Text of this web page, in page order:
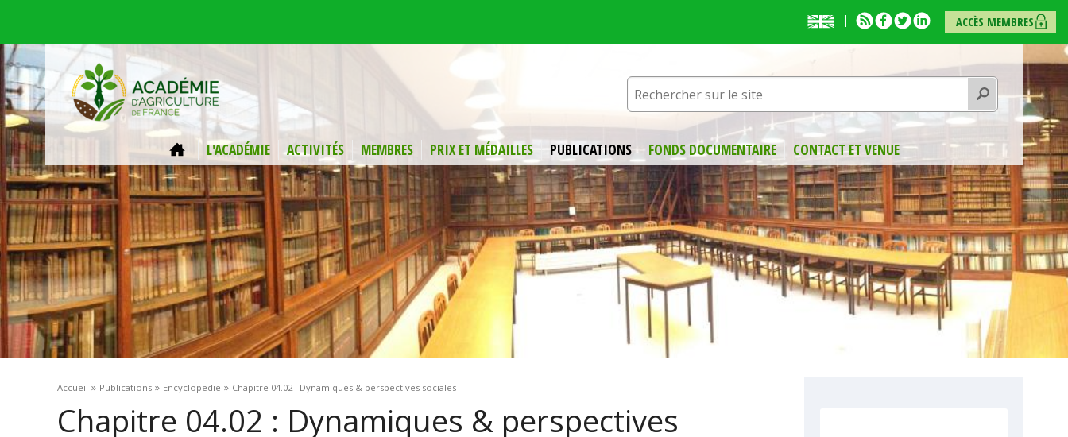
English
presentation
RSSFacebook
TwitterLinkedinACCÈS MEMBRES
Rechercher
ACCUEILL'ACADÉMIE ACTIVITÉS MEMBRES PRIX ET MÉDAILLES PUBLICATIONS FONDS DOCUMENTAIRE CONTACT ET VENUE
Vous êtes ici
Accueil » Publications » Encyclopedie » Chapitre 04.02 : Dynamiques & perspectives sociales
Chapitre 04.02 : Dynamiques & perspectives